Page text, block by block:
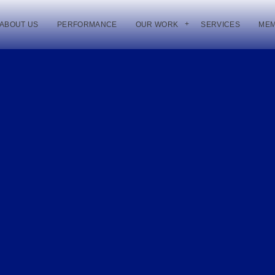
ABOUT US PERFORMANCE OUR WORK SERVICES